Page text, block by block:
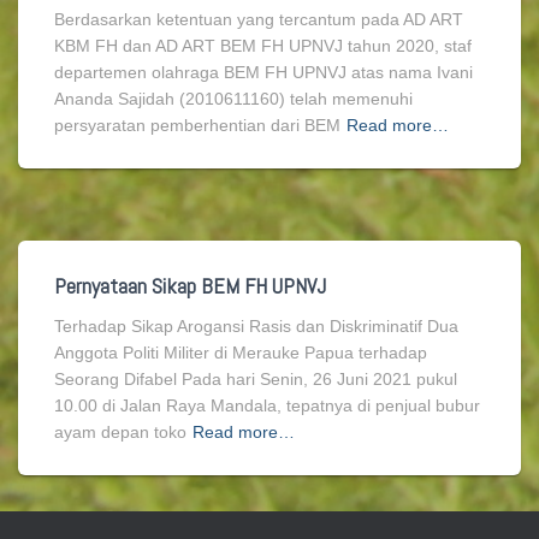
Berdasarkan ketentuan yang tercantum pada AD ART
KBM FH dan AD ART BEM FH UPNVJ tahun 2020, staf
departemen olahraga BEM FH UPNVJ atas nama Ivani
Ananda Sajidah (2010611160) telah memenuhi
persyaratan pemberhentian dari BEM Read more…
Pernyataan Sikap BEM FH UPNVJ
Terhadap Sikap Arogansi Rasis dan Diskriminatif Dua
Anggota Politi Militer di Merauke Papua terhadap
Seorang Difabel Pada hari Senin, 26 Juni 2021 pukul
10.00 di Jalan Raya Mandala, tepatnya di penjual bubur
ayam depan toko Read more…